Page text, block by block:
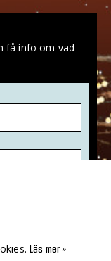
få info om vad
Läs mer »